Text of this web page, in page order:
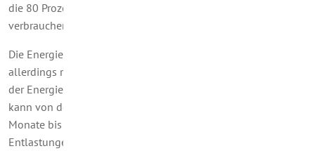
die 80 Prozent des
verbrauchen, zahlen sie den vertraglich vereinbarten Tarif.
Die Energiepreisbremsen starten im März 2023, gelten
allerdings rückwirkend ab Januar 2023. Vorerst ist die Dauer
der Energiepreisbremsen auf ein Jahr bis Ende 2023 begrenzt,
kann von der Bundesregierung ggf. aber um weitere vier
Monate bis zum 30. April 2024 verlängert werden. Die
Entlastungen werden aus Mitteln des Bundes und durch